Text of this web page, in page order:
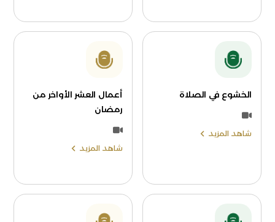
الخشوع في الصلاة
شاهد المزيد
أعمال العشر الأواخر من
رمضان
شاهد المزيد